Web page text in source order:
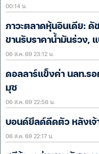
00:14 น.
ภาวะตลาดหุ้นอินเดีย:
ขานรับราคาน้ำมันร่วง,
06 ส.ค. 69 23:12 น.
ดอลลาร์แข็งค่า นลท.รอ
มุซ
06 ส.ค. 69 22:56 น.
บอนด์ยีลด์ดีดตัว หลังเจ้
06 ส.ค. 69 22:17 น.